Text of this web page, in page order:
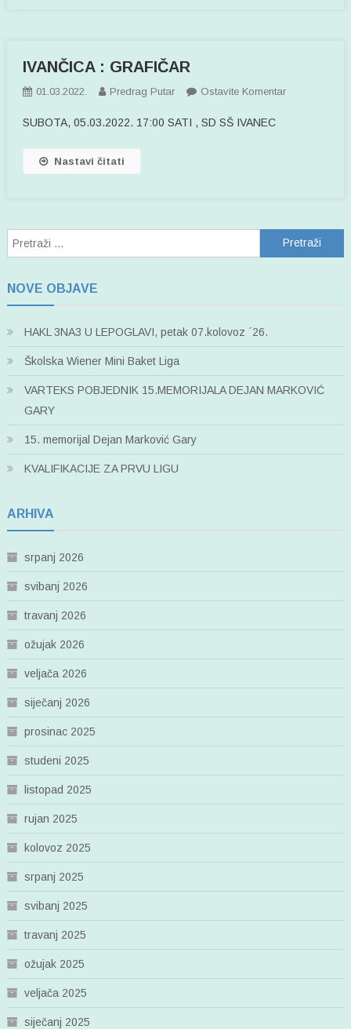
IVANČICA : GRAFIČAR
01.03.2022. Predrag Putar Ostavite KomentarNa
SUBOTA, 05.03.2022. 17:00 SATI , SD SŠ IVANEC
Nastavi čitati
Pretraži:
NOVE OBJAVE
HAKL 3NA3 U LEPOGLAVI, petak 07.kolovoz ´26.
Školska Wiener Mini Baket Liga
VARTEKS POBJEDNIK 15.MEMORIJALA DEJAN MARKOVIĆ
GARY
15. memorijal Dejan Marković Gary
KVALIFIKACIJE ZA PRVU LIGU
ARHIVA
srpanj 2026
svibanj 2026
travanj 2026
ožujak 2026
veljača 2026
siječanj 2026
prosinac 2025
studeni 2025
listopad 2025
rujan 2025
kolovoz 2025
srpanj 2025
svibanj 2025
travanj 2025
ožujak 2025
veljača 2025
siječanj 2025